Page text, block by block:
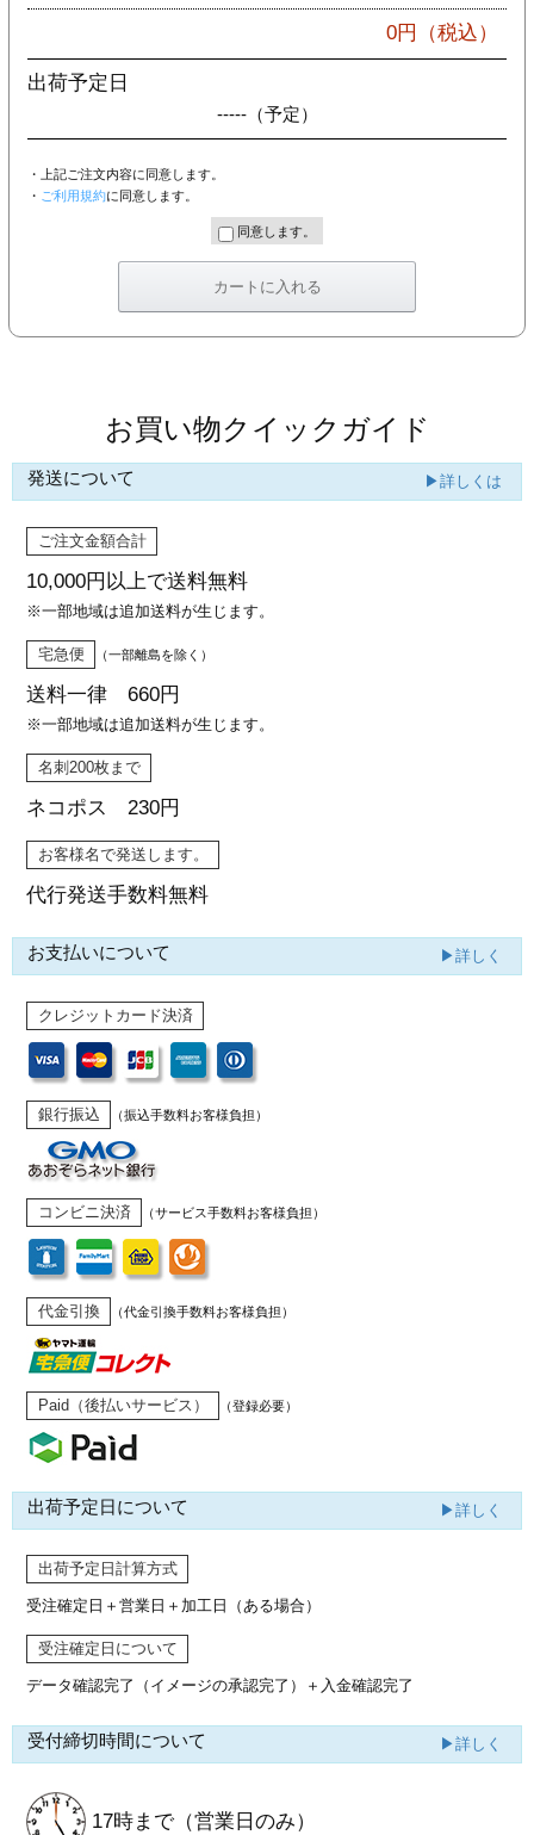
印刷
リーブ
0円（税込）
出荷予定日
-----（予定）
・上記ご注文内容に同意します。
・ ご利用規約に同意します。
同意します。
お買い物クイックガイド
発送について ▶詳しくは
ご注文金額合計
10,000円以上で送料無料
※一部地域は追加送料が生じます。
宅急便 （一部離島を除く）
送料一律 660円
※一部地域は追加送料が生じます。
名刺200枚まで
ネコポス 230円
お客様名で発送します。
代行発送手数料無料
お支払いについて ▶詳しく
クレジットカード決済
銀行振込 （振込手数料お客様負担）
コンビニ決済 （サービス手数料お客様負担）
代金引換 （代金引換手数料お客様負担）
Paid（後払いサービス） （登録必要）
出荷予定日について ▶詳しく
出荷予定日計算方式
受注確定日＋営業日＋加工日（ある場合）
受注確定日について
データ確認完了（イメージの承認完了） ＋入金確認完了
受付締切時間について ▶詳しく
17時まで （営業日のみ）